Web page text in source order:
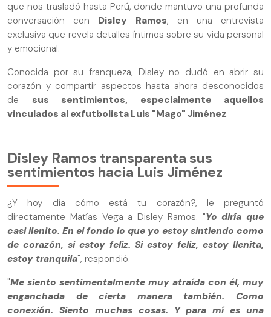
que nos trasladó hasta Perú, donde mantuvo una profunda
conversación con Disley Ramos, en una entrevista
exclusiva que revela detalles íntimos sobre su vida personal
y emocional.
Conocida por su franqueza, Disley no dudó en abrir su
corazón y compartir aspectos hasta ahora desconocidos
de sus sentimientos, especialmente aquellos
vinculados al exfutbolista Luis "Mago" Jiménez.
Disley Ramos transparenta sus
sentimientos hacia Luis Jiménez
¿Y hoy día cómo está tu corazón?, le preguntó
directamente Matías Vega a Disley Ramos. "Yo diría que
casi llenito. En el fondo lo que yo estoy sintiendo como
de corazón, si estoy feliz. Si estoy feliz, estoy llenita,
estoy tranquila", respondió.
"Me siento sentimentalmente muy atraída con él, muy
enganchada de cierta manera también. Como
conexión. Siento muchas cosas. Y para mí es una